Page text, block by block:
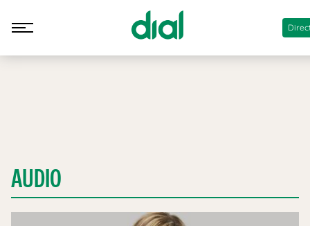
AUDIO